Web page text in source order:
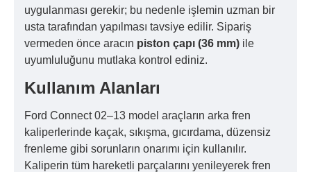
uygulanması gerekir; bu nedenle işlemin uzman bir
usta tarafından yapılması tavsiye edilir. Sipariş
vermeden önce aracın piston çapı (36 mm) ile
uyumluluğunu mutlaka kontrol ediniz.
Kullanım Alanları
Ford Connect 02–13 model araçların arka fren
kaliperlerinde kaçak, sıkışma, gıcırdama, düzensiz
frenleme gibi sorunların onarımı için kullanılır.
Kaliperin tüm hareketli parçalarını yenileyerek fren